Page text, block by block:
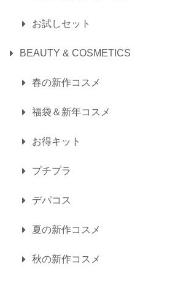
お試しセット
BEAUTY & COSMETICS
春の新作コスメ
福袋＆新年コスメ
お得キット
プチプラ
デパコス
夏の新作コスメ
秋の新作コスメ